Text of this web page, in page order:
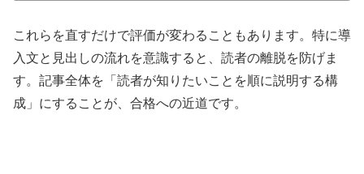
これらを直すだけで評価が変わることもあります。特に導
入文と見出しの流れを意識すると、読者の離脱を防げま
す。記事全体を「読者が知りたいことを順に説明する構
成」にすることが、合格への近道です。